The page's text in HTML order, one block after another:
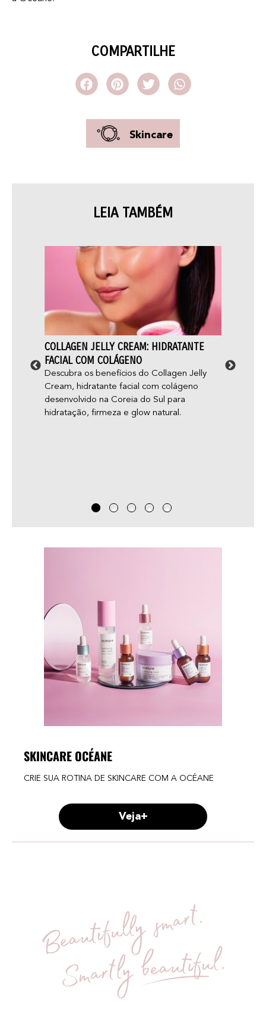
COMPARTILHE
Skincare
LEIA TAMBÉM
COLLAGEN JELLY CREAM: HIDRATANTE
FACIAL COM COLÁGENO
Descubra os benefícios do Collagen Jelly
Cream, hidratante facial com colágeno
desenvolvido na Coreia do Sul para
hidratação, firmeza e glow natural.
SKINCARE OCÉANE
CRIE SUA ROTINA DE SKINCARE COM A OCÉANE
Veja+